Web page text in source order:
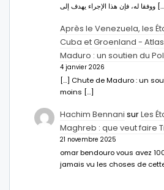
يهدف إلى […]
Après le Venezuela, les
Cuba et Groenland -
Maduro : un soutien du
4 janvier 2026
[…] Chute de Maduro : un
moins […]
Hachim Bennani surLes
Maghreb : que veut faire
21 novembre 2025
omar bendouro vous avez
jamais vu les choses de